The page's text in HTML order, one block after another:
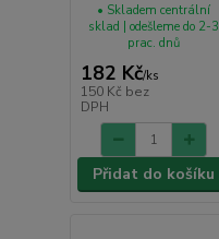
182 Kč/ks
150 Kč bez
DPH
• Skladem centrální
sklad | odešleme do 2-3
prac. dnů
Přidat do košíku